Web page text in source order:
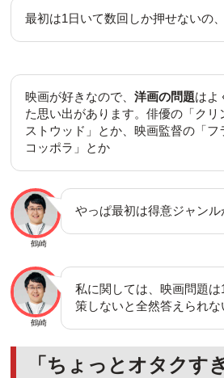
最初は1日いて数回しか押せないの
映画が好きなので、 洋画の問題はよ
た思い出があります。俳優の「クリ
ストウッド」とか、映画監督の「フ
コッポラ」とか
鶴崎
やっぱ最初は得意ジャン
鶴崎
私に関しては、映画問題
策しないと全然答えられな
「ちょっとオタクす